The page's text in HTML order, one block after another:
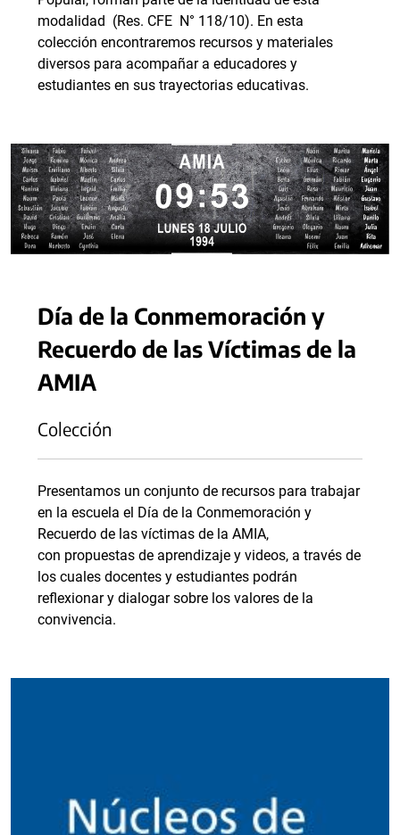
modalidad (Res. CFE N° 118/10). En esta
colección encontraremos recursos y materiales
diversos para acompañar a educadores y
estudiantes en sus trayectorias educativas.
Día de la Conmemoración y
Recuerdo de las Víctimas de la
AMIA
Colección
Presentamos un conjunto de recursos para trabajar
en la escuela el Día de la Conmemoración y
Recuerdo de las víctimas de la AMIA,
con propuestas de aprendizaje y videos, a través de
los cuales docentes y estudiantes podrán
reflexionar y dialogar sobre los valores de la
convivencia.